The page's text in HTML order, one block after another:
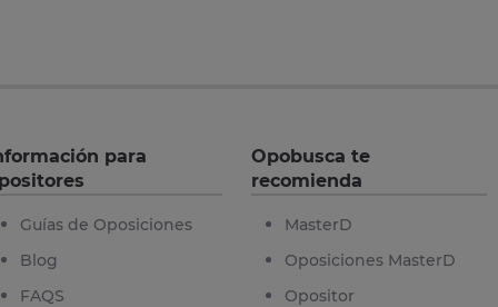
para
Guías de Oposiciones
Blog
FAQS
Opobusca te
recomienda
MasterD
Oposiciones MasterD
Opositor